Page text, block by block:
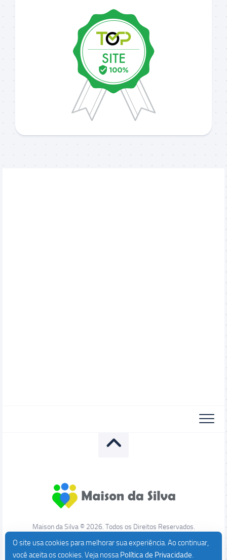
Maison da Silva © 2026. Todos os Direitos Reservados.
O site usa cookies para melhorar sua experiência. Ao continuar,
você aceita os cookies. Veja nossaPolítica de Privacidade.